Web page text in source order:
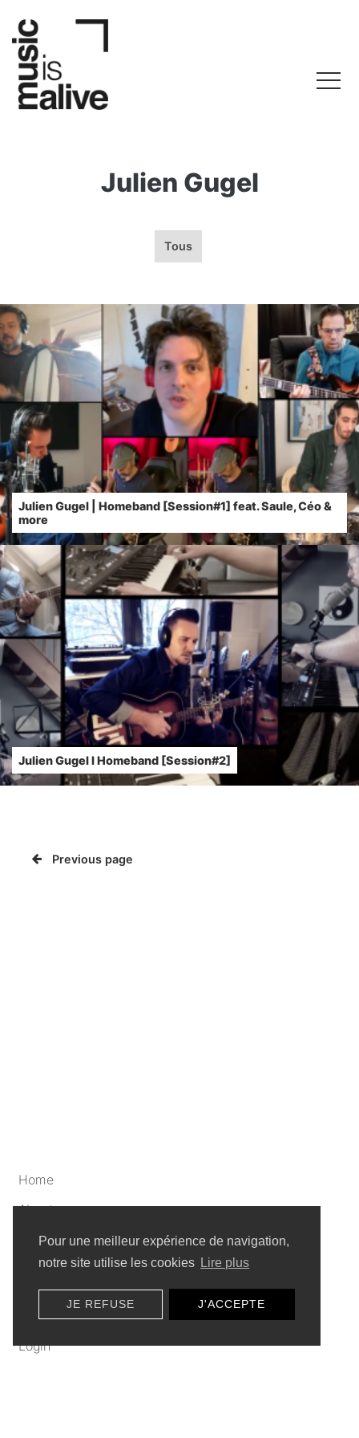
Pour une meilleur expérience de navigation,
notre site utilise les cookies Lire plus
JE REFUSE J'ACCEPTE
Julien Gugel
Tous
Julien Gugel | Homeband [Session#1] feat. Saule, Céo &
more
Julien Gugel l Homeband [Session#2]
Previous page
Home
About
Artists
Privacy policy
Sitemap
Login